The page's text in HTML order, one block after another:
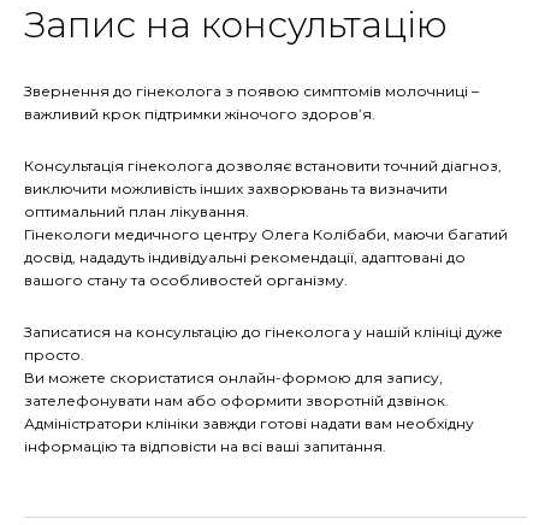
Запис на консультацію
Звернення до гінеколога з появою симптомів молочниці –
важливий крок підтримки жіночого здоров’я.
Консультація гінеколога дозволяє встановити точний діагноз,
виключити можливість інших захворювань та визначити
оптимальний план лікування.
Гінекологи медичного центру Олега Колібаби, маючи багатий
досвід, нададуть індивідуальні рекомендації, адаптовані до
вашого стану та особливостей організму.
Записатися на консультацію до гінеколога у нашій клініці дуже
просто.
Ви можете скористатися онлайн-формою для запису,
зателефонувати нам або оформити зворотній дзвінок.
Адміністратори клініки завжди готові надати вам необхідну
інформацію та відповісти на всі ваші запитання.